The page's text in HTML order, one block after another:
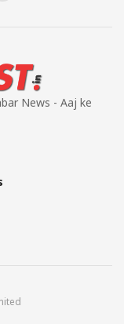
News - Aaj ke